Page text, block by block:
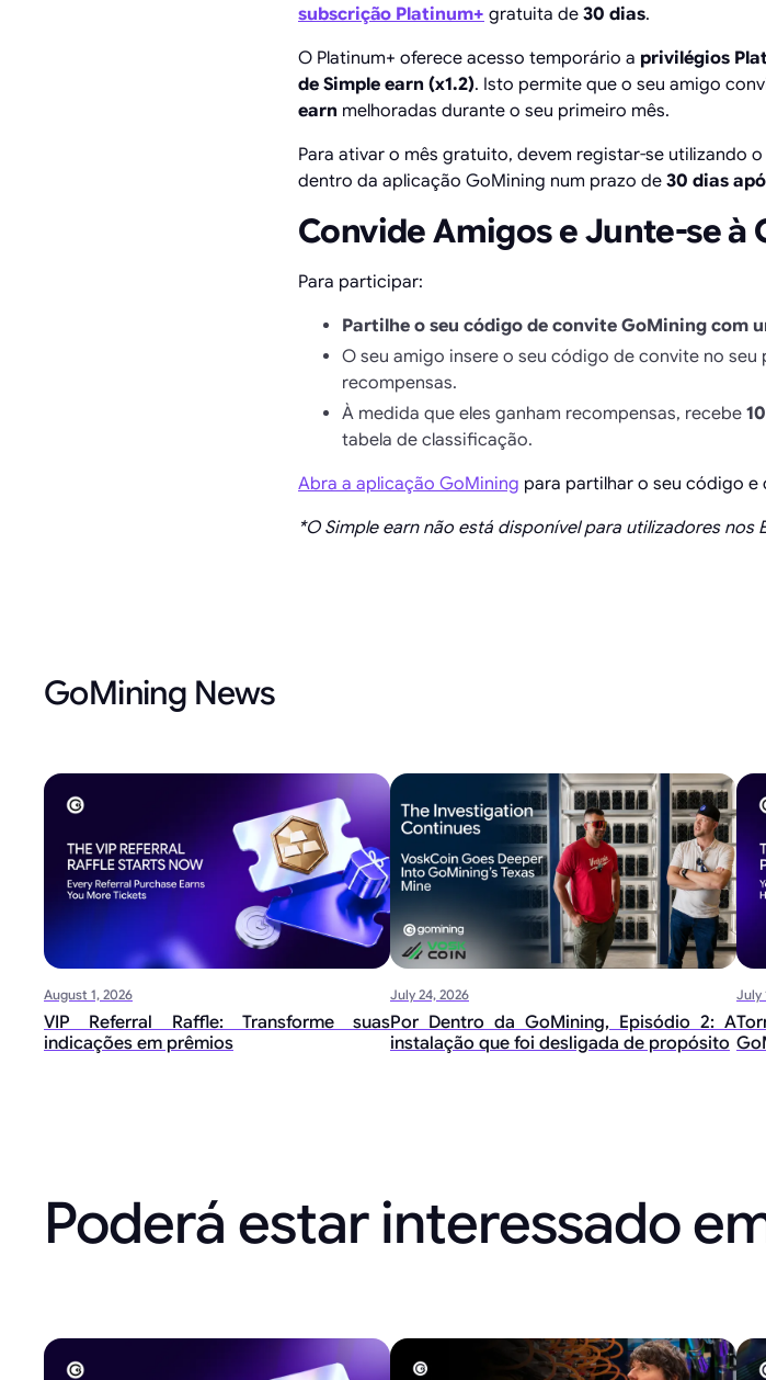
subscrição Platinum+ gratuita de 30 dias.
O Platinum+ oferece acesso temporário a privilégios
de Simple earn (x1.2). Isto permite que o seu amigo
earn melhoradas durante o seu primeiro mês.
Para ativar o mês gratuito, devem registar-se utilizando
dentro da aplicação GoMining num prazo de 30 dias
Convide Amigos e Junte-se à
Para participar:
Partilhe o seu código de convite GoMining com
O seu amigo insere o seu código de convite no seu
recompensas.
À medida que eles ganham recompensas, recebe
tabela de classificação.
Abra a aplicação GoMining para partilhar o seu código
*O Simple earn não está disponível para utilizadores nos
GoMining News
August 1, 2026
VIP Referral Raffle: Transforme suas
indicações em prêmios
July 24, 2026
Por Dentro da GoMining, Episódio 2: A
instalação que foi desligada de propósito
July
Poderá estar interessado